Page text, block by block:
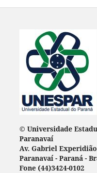
© Universidade
Paranavaí
Av. Gabriel
Paranavaí - Paraná -
Fone (44)3424-0102